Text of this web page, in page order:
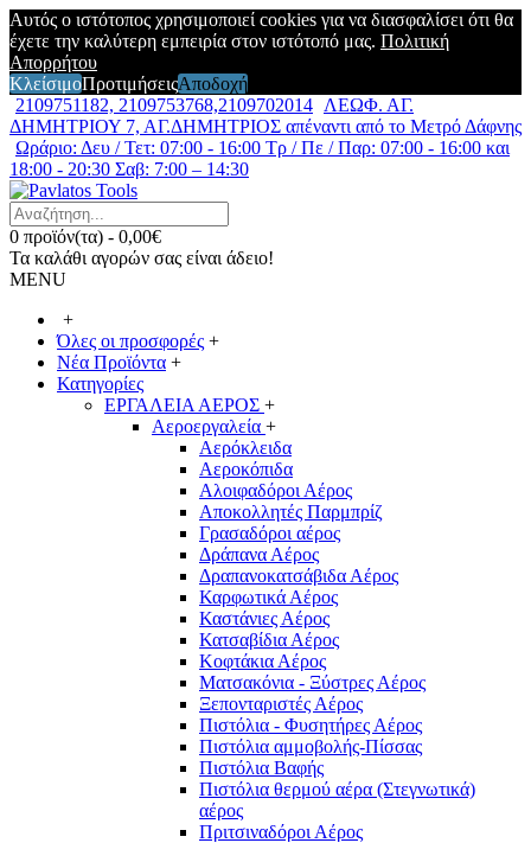
Αυτός ο ιστότοπος χρησιμοποιεί cookies για να διασφαλίσει ότι θα
έχετε την καλύτερη εμπειρία στον ιστότοπό μας. Πολιτική
Απορρήτου
ΚλείσιμοΠροτιμήσειςΑποδοχή
2109751182, 2109753768,2109702014 ΛΕΩΦ. ΑΓ.
ΔΗΜΗΤΡΙΟΥ 7, ΑΓ.ΔΗΜΗΤΡΙΟΣ απέναντι από το Μετρό Δάφνης
Ωράριο: Δευ / Τετ: 07:00 - 16:00 Τρ / Πε / Παρ: 07:00 - 16:00 και
18:00 - 20:30 Σαβ: 7:00 – 14:30
0 προϊόν(τα) - 0,00€
Τα καλάθι αγορών σας είναι άδειο!
MENU
+
Όλες οι προσφορές +
Νέα Προϊόντα +
Κατηγορίες
ΕΡΓΑΛΕΙΑ ΑΕΡΟΣ +
Αεροεργαλεία +
Αερόκλειδα
Αεροκόπιδα
Αλοιφαδόροι Αέρος
Αποκολλητές Παρμπρίζ
Γρασαδόροι αέρος
Δράπανα Αέρος
Δραπανοκατσάβιδα Αέρος
Καρφωτικά Αέρος
Καστάνιες Αέρος
Κατσαβίδια Αέρος
Κοφτάκια Αέρος
Ματσακόνια - Ξύστρες Αέρος
Ξεπονταριστές Αέρος
Πιστόλια - Φυσητήρες Αέρος
Πιστόλια αμμοβολής-Πίσσας
Πιστόλια Βαφής
Πιστόλια θερμού αέρα (Στεγνωτικά)
αέρος
Πριτσιναδόροι Αέρος